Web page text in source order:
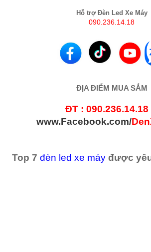
Hỗ trợ Đèn Led Xe Máy
090.236.14.18
ĐỊA ĐIỂM MUA SẮM
ĐT : 090.236.14.18
www.Facebook.com/
Top 7 đèn led xe máy được